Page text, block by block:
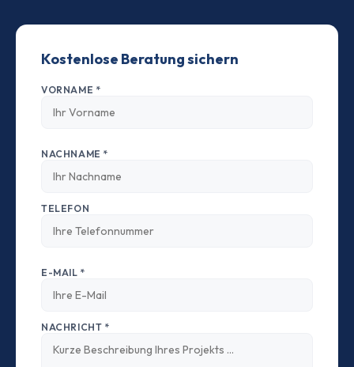
Kostenlose Beratung sichern
VORNAME *
NACHNAME *
TELEFON
E-MAIL *
NACHRICHT *